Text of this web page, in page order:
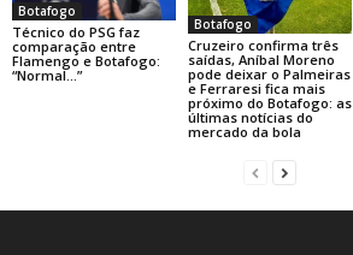
Botafogo
Técnico do PSG faz
comparação entre
Flamengo e Botafogo:
“Normal…”
Botafogo
Cruzeiro confirma três
saídas, Aníbal Moreno
pode deixar o Palmeiras
e Ferraresi fica mais
próximo do Botafogo: as
últimas notícias do
mercado da bola